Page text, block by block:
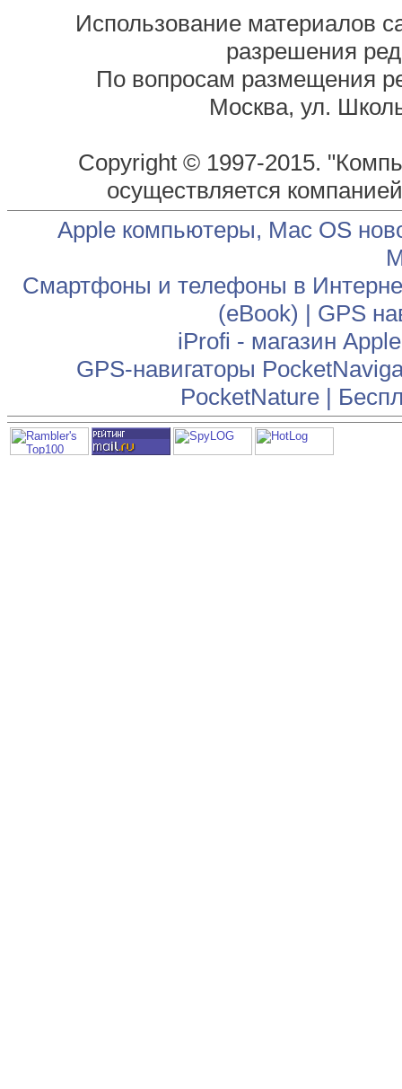
Использование материалов
разрешения
По вопросам размещения
Москва, ул.
Copyright © 1997-2015.
осуществляется
Apple компьютеры, Mac OS
Смартфоны и телефоны в
(eBook) | GPS
iProfi - магазин
GPS-навигаторы
PocketNature|